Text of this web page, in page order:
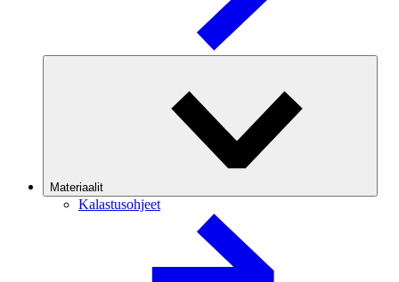
Materiaalit
Kalastusohjeet